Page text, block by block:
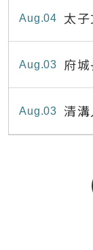
04
Aug
太
宿
03
Aug
府城長
最
03
Aug
清
清